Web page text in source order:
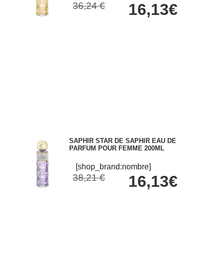
36,24 € 16,13€
SAPHIR STAR DE SAPHIR EAU DE
PARFUM POUR FEMME 200ML
[shop_brand:nombre]
38,21 € 16,13€